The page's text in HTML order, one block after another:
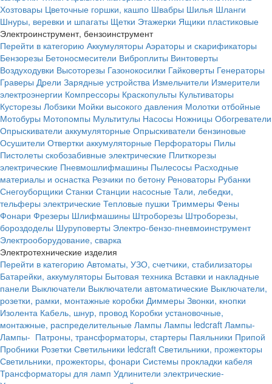
Хозтовары Цветочные горшки, кашпо Швабры Шилья Шланги
Шнуры, веревки и шпагаты Щетки Этажерки Ящики пластиковые
Электроинструмент, бензоинструмент
Перейти в категорию Аккумуляторы Аэраторы и скарификаторы
Бензорезы Бетоносмесители Виброплиты Винтоверты
Воздуходувки Высоторезы Газонокосилки Гайковерты Генераторы
Граверы Дрели Зарядные устройства Измельчители Измерители
электроэнергии Компрессоры Краскопульты Культиваторы
Кусторезы Лобзики Мойки высокого давления Молотки отбойные
Мотобуры Мотопомпы Мультитулы Насосы Ножницы Обогреватели
Опрыскиватели аккумуляторные Опрыскиватели бензиновые
Осушители Отвертки аккумуляторные Перфораторы Пилы
Пистолеты скобозабивные электрические Плиткорезы
электрические Пневмошлифмашины Пылесосы Расходные
материалы и оснастка Резчики по бетону Реноваторы Рубанки
Снегоуборщики Станки Станции насосные Тали, лебедки,
тельферы электрические Тепловые пушки Триммеры Фены
Фонари Фрезеры Шлифмашины Штроборезы Штроборезы,
бороздоделы Шуруповерты Электро-бензо-пневмоинструмент
Электрооборудование, сварка
Электротехнические изделия
Перейти в категорию Автоматы, УЗО, счетчики, стабилизаторы
Батарейки, аккумуляторы Бытовая техника Вставки и накладные
панели Выключатели Выключатели автоматические Выключатели,
розетки, рамки, монтажные коробки Диммеры Звонки, кнопки
Изолента Кабель, шнур, провод Коробки установочные,
монтажные, распределительные Лампы Лампы ledcraft Лампы-
Лампы- Патроны, трансформаторы, стартеры Паяльники Припой
Пробники Розетки Светильники ledcraft Светильники, прожекторы
Светильники, прожекторы, фонари Системы прокладки кабеля
Трансформаторы для ламп Удлинители электрические-